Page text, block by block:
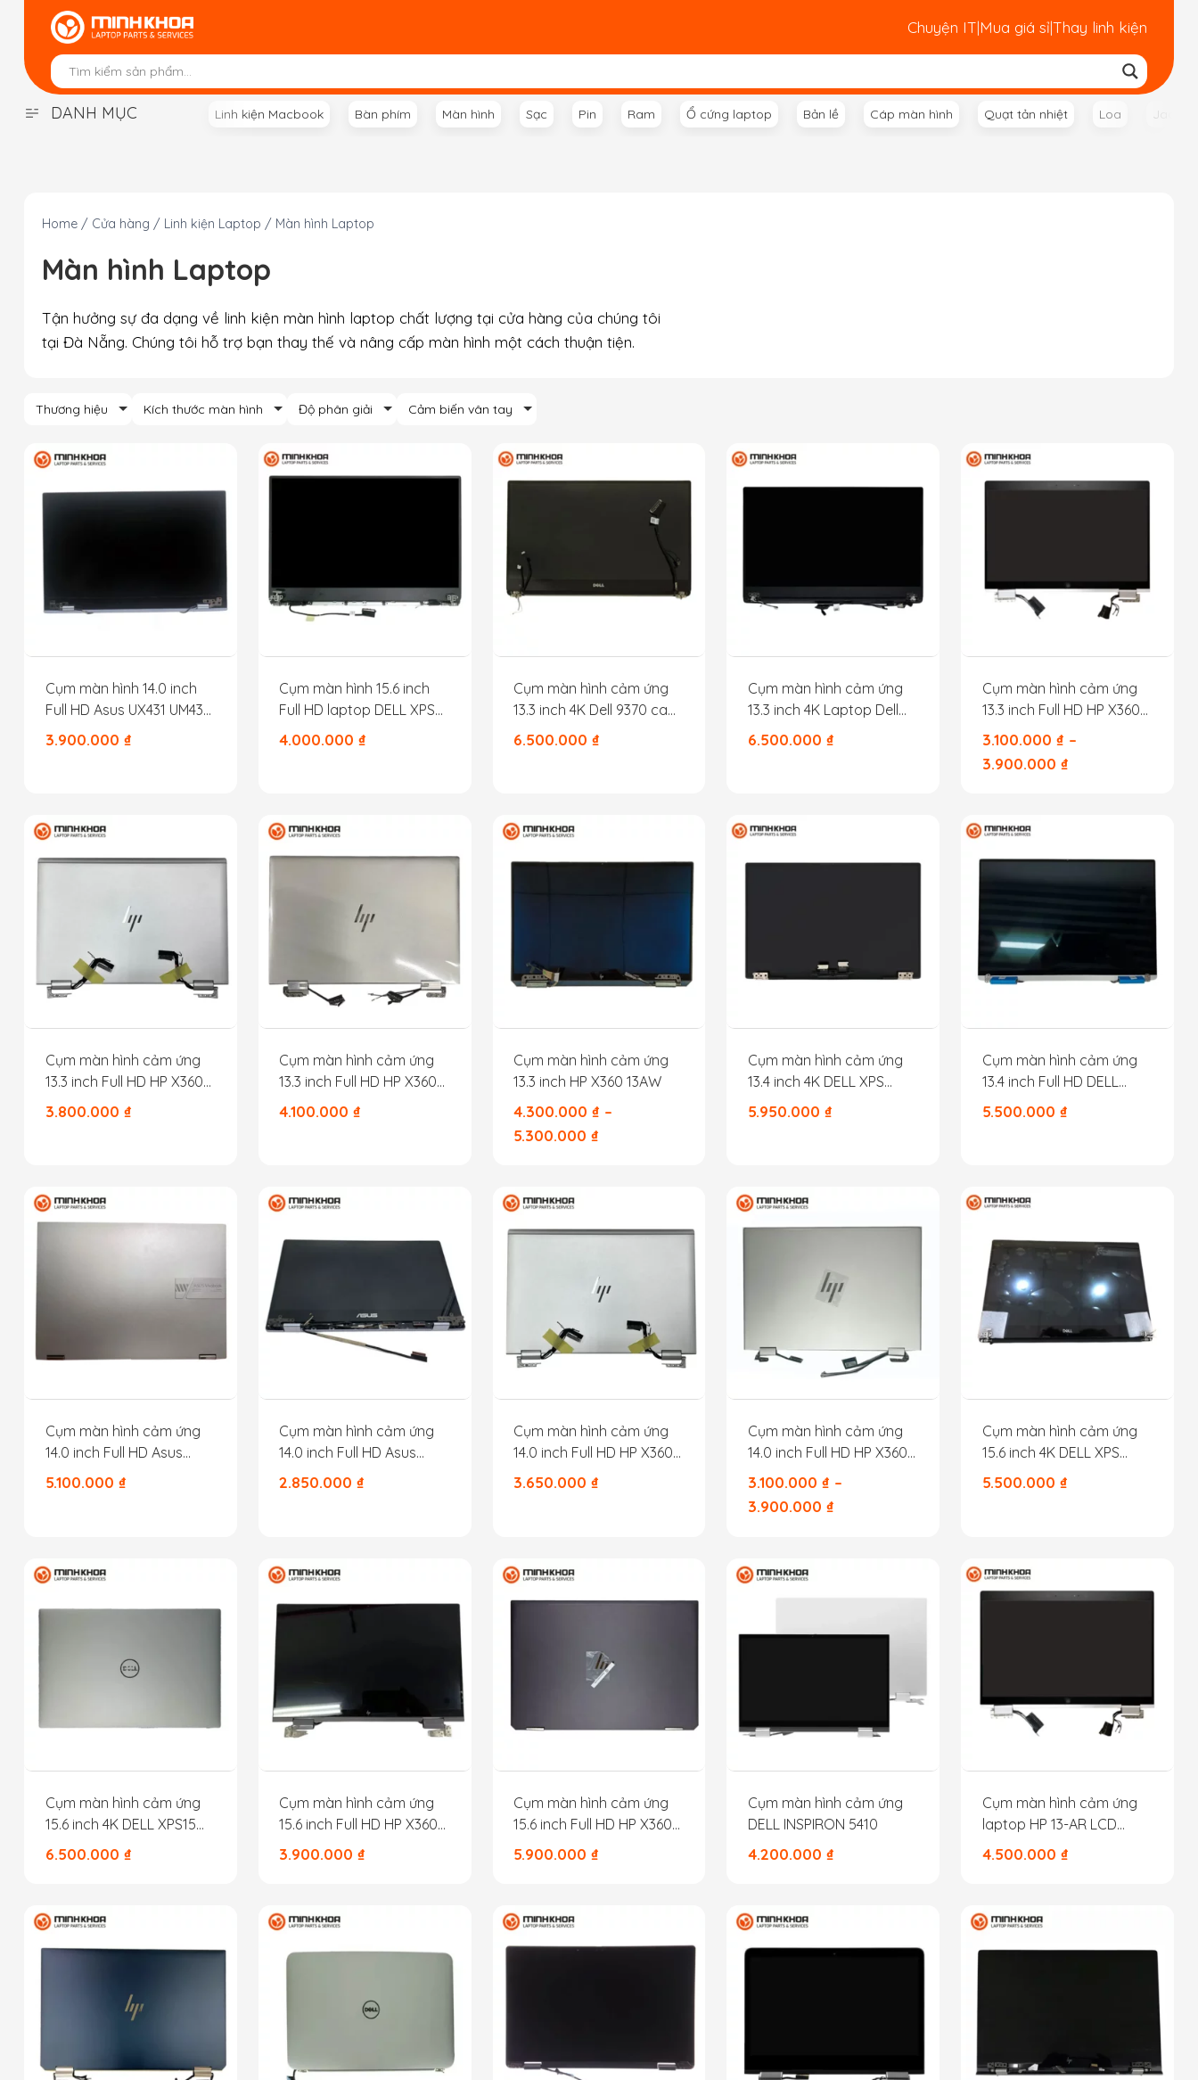
content
Chuyện IT|Mua giá sỉ|Thay linh kiện
Linh kiện Macbook Bàn phím Màn hình Sạc Pin Ram Ổ cứng laptop Bản lề Cáp màn hình Quạt tản nhiệt Loa Jack
DANH MỤC
Home / Cửa hàng / Linh kiện Laptop / Màn hình Laptop
Màn hình Laptop
Tận hưởng sự đa dạng về linh kiện màn hình laptop chất lượng tại cửa hàng của chúng tôi
tại Đà Nẵng. Chúng tôi hỗ trợ bạn thay thế và nâng cấp màn hình một cách thuận tiện.
Thương hiệu Kích thước màn hình Độ phân giải Cảm biến vân tay
Cụm màn hình 14.0 inch
Full HD Asus UX431 UM431
có kính
3.900.000 ₫
Cụm màn hình 15.6 inch
Full HD laptop DELL XPS
15 9550 5510
4.000.000₫
Cụm màn hình cảm ứng
13.3 inch 4K Dell 9370 cam
dưới
6.500.000₫
Cụm màn hình cảm ứng
13.3 inch 4K Laptop Dell
9370 cam dưới Gold
6.500.000 ₫
Cụm màn hình cảm ứng
13.3 inch Full HD HP X360
1030G7 1030G8
3.100.000 ₫ –
3.900.000 ₫
Cụm màn hình cảm ứng
13.3 inch Full HD HP X360
830G5 830G6 màu bạc
3.800.000 ₫
Cụm màn hình cảm ứng
13.3 inch Full HD HP X360
830G7 830G8 M03881-001
4.100.000₫
Cụm màn hình cảm ứng
13.3 inch HP X360 13AW
4.300.000₫ –
5.300.000₫
Cụm màn hình cảm ứng
13.4 inch 4K DELL XPS
9300 9310
5.950.000 ₫
Cụm màn hình cảm ứng
13.4 inch Full HD DELL
XPS13 9310 9300
5.500.000 ₫
Cụm màn hình cảm ứng
14.0 inch Full HD Asus
TP3402 màu xám Silver
5.100.000 ₫
Cụm màn hình cảm ứng
14.0 inch Full HD Asus
TP412 màu xám
2.850.000₫
Cụm màn hình cảm ứng
14.0 inch Full HD HP X360
1040G5 1040G6
3.650.000₫
Cụm màn hình cảm ứng
14.0 inch Full HD HP X360
1040G7 1040G8
3.100.000 ₫ –
3.900.000 ₫
Cụm màn hình cảm ứng
15.6 inch 4K DELL XPS
9570 7590 Pre M5530
5.500.000 ₫
Cụm màn hình cảm ứng
15.6 inch 4K DELL XPS15
9510 9520
6.500.000 ₫
Cụm màn hình cảm ứng
15.6 inch Full HD HP X360
15DR 15DS
3.900.000₫
Cụm màn hình cảm ứng
15.6 inch Full HD HP X360
ZBook Studio G5
5.900.000₫
Cụm màn hình cảm ứng
DELL INSPIRON 5410
4.200.000 ₫
Cụm màn hình cảm ứng
laptop HP 13-AR LCD
Touch Screen New
4.500.000 ₫